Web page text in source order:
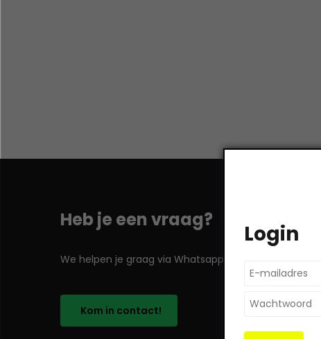
Login
Heb je een vraag?
We helpen je graag via Whatsapp!
Kom in contact!